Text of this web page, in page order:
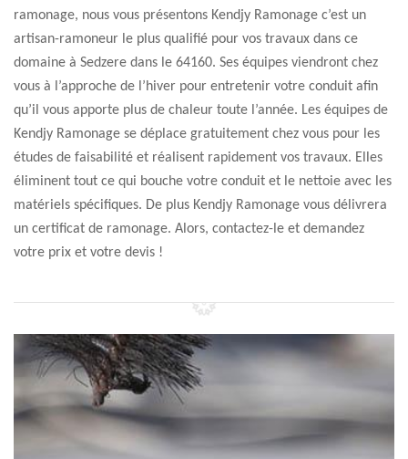
ramonage, nous vous présentons Kendjy Ramonage c’est un
artisan-ramoneur le plus qualifié pour vos travaux dans ce
domaine à Sedzere dans le 64160. Ses équipes viendront chez
vous à l’approche de l’hiver pour entretenir votre conduit afin
qu’il vous apporte plus de chaleur toute l’année. Les équipes de
Kendjy Ramonage se déplace gratuitement chez vous pour les
études de faisabilité et réalisent rapidement vos travaux. Elles
éliminent tout ce qui bouche votre conduit et le nettoie avec les
matériels spécifiques. De plus Kendjy Ramonage vous délivrera
un certificat de ramonage. Alors, contactez-le et demandez
votre prix et votre devis !